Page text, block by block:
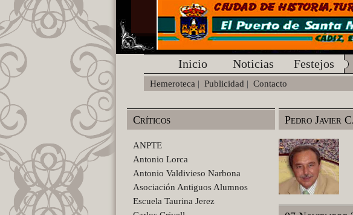
Inicio Noticias Festejos
Hemeroteca | Publicidad | Contacto
Críticos
ANPTE
Antonio Lorca
Antonio Valdivieso Narbona
Asociación Antiguos Alumnos
Escuela Taurina Jerez
Pedro Javier